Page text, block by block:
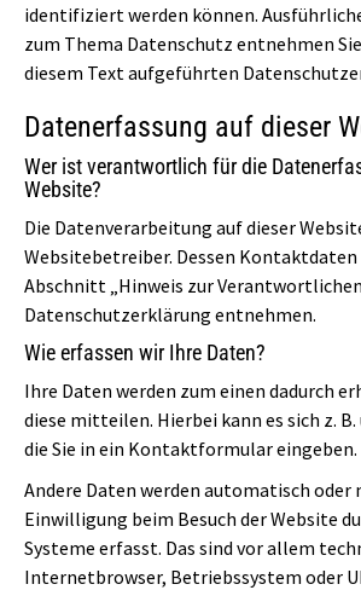
identifiziert werden können.
zum Thema Datenschutz entnehmen
diesem Text aufgeführten
Datenerfassung auf dieser
Wer ist verantwortlich für die
Website?
Die Datenverarbeitung auf dieser
Websitebetreiber. Dessen Kontaktdaten
Abschnitt „Hinweis zur
Datenschutzerklärung entnehmen.
Wie erfassen wir Ihre Daten?
Ihre Daten werden zum einen dadurch
diese mitteilen. Hierbei kann es sich z.
die Sie in ein Kontaktformular eingeben.
Andere Daten werden automatisch oder
Einwilligung beim Besuch der Website
Systeme erfasst. Das sind vor allem
Internetbrowser, Betriebssystem oder